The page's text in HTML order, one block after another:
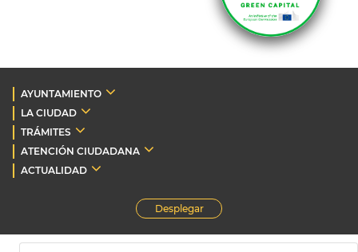
AYUNTAMIENTO
LA CIUDAD
TRÁMITES
ATENCIÓN CIUDADANA
ACTUALIDAD
Desplegar